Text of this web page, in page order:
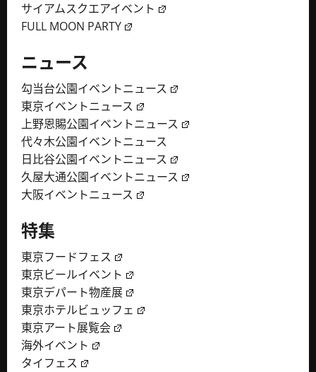
サイアムスクエアイベント
FULL MOON PARTY
ニュース
勾当台公園イベントニュース
東京イベントニュース
上野恩賜公園イベントニュース
代々木公園イベントニュース
日比谷公園イベントニュース
久屋大通公園イベントニュース
大阪イベントニュース
特集
東京フードフェス
東京ビールイベント
東京デパート物産展
東京ホテルビュッフェ
東京アート展覧会
海外イベント
タイフェス